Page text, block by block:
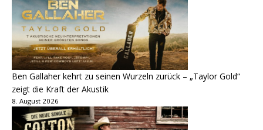
Ben Gallaher kehrt zu seinen Wurzeln zurück – „Taylor Gold“
zeigt die Kraft der Akustik
8. August 2026